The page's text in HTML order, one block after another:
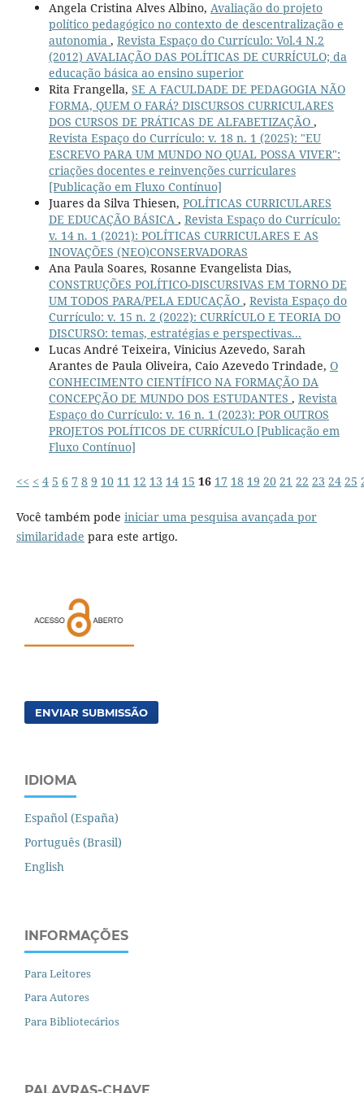
Angela Cristina Alves Albino, Avaliação do projeto
político pedagógico no contexto de descentralização e
autonomia , Revista Espaço do Currículo: Vol.4 N.2
(2012) AVALIAÇÃO DAS POLÍTICAS DE CURRÍCULO; da
educação básica ao ensino superior
Rita Frangella, SE A FACULDADE DE PEDAGOGIA NÃO
FORMA, QUEM O FARÁ? DISCURSOS CURRICULARES
DOS CURSOS DE PRÁTICAS DE ALFABETIZAÇÃO ,
Revista Espaço do Currículo: v. 18 n. 1 (2025): "EU
ESCREVO PARA UM MUNDO NO QUAL POSSA VIVER":
criações docentes e reinvenções curriculares
[Publicação em Fluxo Contínuo]
Juares da Silva Thiesen, POLÍTICAS CURRICULARES
DE EDUCAÇÃO BÁSICA , Revista Espaço do Currículo:
v. 14 n. 1 (2021): POLÍTICAS CURRICULARES E AS
INOVAÇÕES (NEO)CONSERVADORAS
Ana Paula Soares, Rosanne Evangelista Dias,
CONSTRUÇÕES POLÍTICO-DISCURSIVAS EM TORNO DE
UM TODOS PARA/PELA EDUCAÇÃO , Revista Espaço do
Currículo: v. 15 n. 2 (2022): CURRÍCULO E TEORIA DO
DISCURSO: temas, estratégias e perspectivas...
Lucas André Teixeira, Vinicius Azevedo, Sarah
Arantes de Paula Oliveira, Caio Azevedo Trindade, O
CONHECIMENTO CIENTÍFICO NA FORMAÇÃO DA
CONCEPÇÃO DE MUNDO DOS ESTUDANTES , Revista
Espaço do Currículo: v. 16 n. 1 (2023): POR OUTROS
PROJETOS POLÍTICOS DE CURRÍCULO [Publicação em
Fluxo Contínuo]
<< < 4 5 6 7 8 9 10 11 12 13 14 15 16 17 18 19 20 21 22 23 24 25
Você também pode iniciar uma pesquisa avançada por
similaridade para este artigo.
ENVIAR SUBMISSÃO
IDIOMA
Español (España)
Português (Brasil)
English
INFORMAÇÕES
Para Leitores
Para Autores
Para Bibliotecários